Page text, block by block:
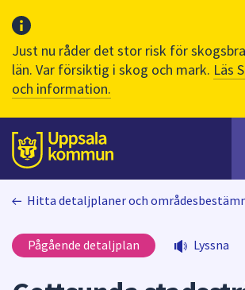
Just nu råder det stor risk för
län. Var försiktig i skog och mark. Läs
och information.
Till sidans
huvudinnehåll
på
Hitta detaljplaner och
Pågående detaljplan Lyssna